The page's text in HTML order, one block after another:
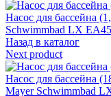
Насос для бассейна
Schwimmbad LX
Назад в каталог
Next product
Насос для бассейна
Mayer Schwimmbad